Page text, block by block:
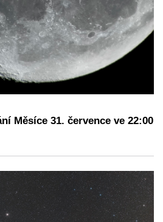
Měsíce 31. července ve 22:00